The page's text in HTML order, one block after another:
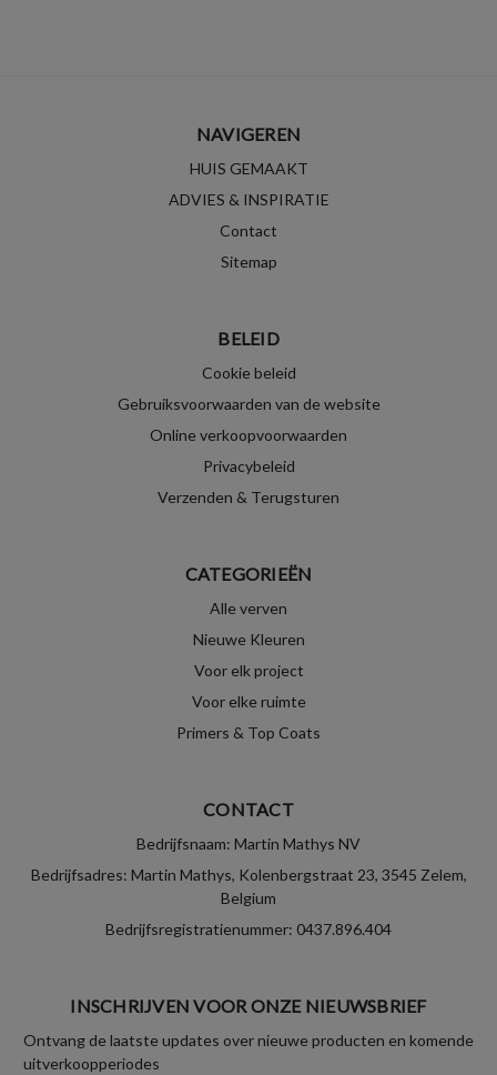
NAVIGEREN
HUIS GEMAAKT
ADVIES & INSPIRATIE
Contact
Sitemap
BELEID
Cookie beleid
Gebruiksvoorwaarden van de website
Online verkoopvoorwaarden
Privacybeleid
Verzenden & Terugsturen
CATEGORIEËN
Alle verven
Nieuwe Kleuren
Voor elk project
Voor elke ruimte
Primers & Top Coats
CONTACT
Bedrijfsnaam: Martin Mathys NV
Bedrijfsadres: Martin Mathys, Kolenbergstraat 23, 3545 Zelem,
Belgium
Bedrijfsregistratienummer: 0437.896.404
INSCHRIJVEN VOOR ONZE NIEUWSBRIEF
Ontvang de laatste updates over nieuwe producten en komende
uitverkoopperiodes